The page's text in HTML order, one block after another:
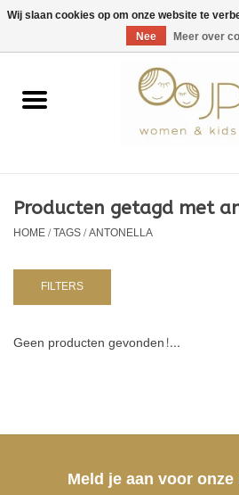
EUR/GBP/USD
Home
Kids
NURSERY / TABLEWARE
Producten getagd met
HOME/TAGS/ANTONELLA
FILTERS
Geen producten gevonden!...
Meld je aan voor
Wij slaan cookies op om onze website te
Nee
Meer over